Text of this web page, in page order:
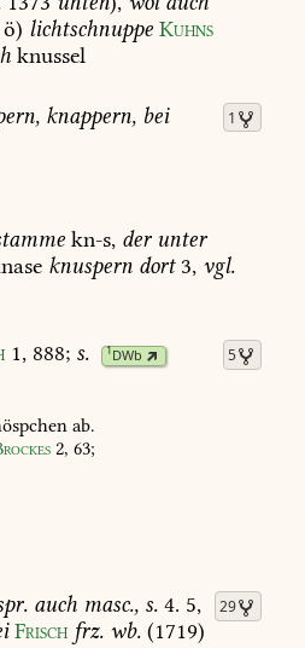
lichtschnuppe Kuhns
knussel
1
knappern,bei
kn-s, derunter
knuspern dort3, vgl.
5
1,888; s. 1DWb
ab.
2, 63;
29
auchmasc.,s.4. 5,
Frisch frz. wb. (1719)